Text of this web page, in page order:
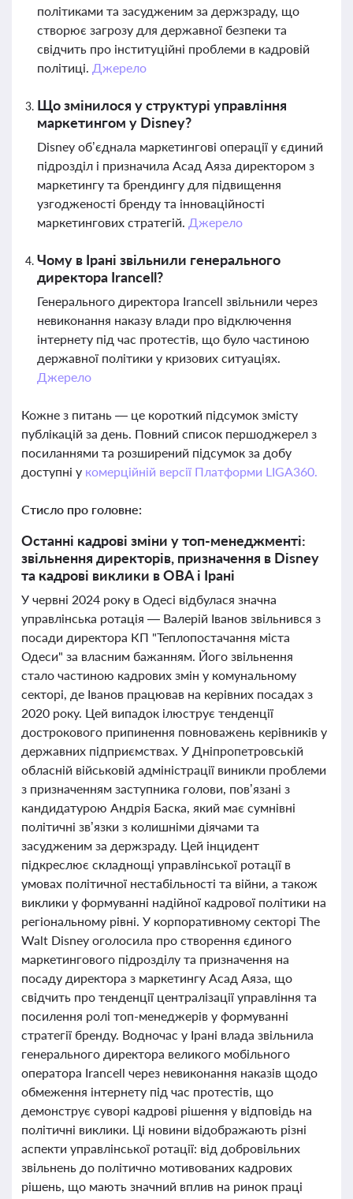
політиками та засудженим за держзраду, що
створює загрозу для державної безпеки та
свідчить про інституційні проблеми в кадровій
політиці. Джерело
Що змінилося у структурі управління
маркетингом у Disney?
Disney об’єднала маркетингові операції у єдиний
підрозділ і призначила Асад Аяза директором з
маркетингу та брендингу для підвищення
узгодженості бренду та інноваційності
маркетингових стратегій. Джерело
Чому в Ірані звільнили генерального
директора Irancell?
Генерального директора Irancell звільнили через
невиконання наказу влади про відключення
інтернету під час протестів, що було частиною
державної політики у кризових ситуаціях.
Джерело
Кожне з питань — це короткий підсумок змісту
публікацій за день. Повний список першоджерел з
посиланнями та розширений підсумок за добу
доступні у комерційній версії Платформи LIGA360.
Стисло про головне:
Останні кадрові зміни у топ-менеджменті:
звільнення директорів, призначення в Disney
та кадрові виклики в ОВА і Ірані
У червні 2024 року в Одесі відбулася значна
управлінська ротація — Валерій Іванов звільнився з
посади директора КП "Теплопостачання міста
Одеси" за власним бажанням. Його звільнення
стало частиною кадрових змін у комунальному
секторі, де Іванов працював на керівних посадах з
2020 року. Цей випадок ілюструє тенденції
дострокового припинення повноважень керівників у
державних підприємствах. У Дніпропетровській
обласній військовій адміністрації виникли проблеми
з призначенням заступника голови, пов’язані з
кандидатурою Андрія Баска, який має сумнівні
політичні зв’язки з колишніми діячами та
засудженим за держзраду. Цей інцидент
підкреслює складнощі управлінської ротації в
умовах політичної нестабільності та війни, а також
виклики у формуванні надійної кадрової політики на
регіональному рівні. У корпоративному секторі The
Walt Disney оголосила про створення єдиного
маркетингового підрозділу та призначення на
посаду директора з маркетингу Асад Аяза, що
свідчить про тенденції централізації управління та
посилення ролі топ-менеджерів у формуванні
стратегії бренду. Водночас у Ірані влада звільнила
генерального директора великого мобільного
оператора Irancell через невиконання наказів щодо
обмеження інтернету під час протестів, що
демонструє суворі кадрові рішення у відповідь на
політичні виклики. Ці новини відображають різні
аспекти управлінської ротації: від добровільних
звільнень до політично мотивованих кадрових
рішень, що мають значний вплив на ринок праці